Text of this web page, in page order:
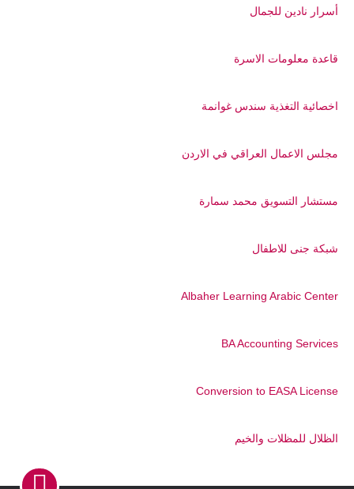
أسرار نادين للجمال
قاعدة معلومات الاسرة
اخصائية التغذية سندس غوانمة
مجلس الاعمال العراقي في الاردن
مستشار التسويق محمد سمارة
شبكة جنى للاطفال
Albaher Learning Arabic Center
BA Accounting Services
Conversion to EASA License
الظلال للمظلات والخيم